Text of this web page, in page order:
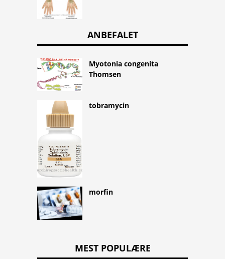
ANBEFALET
Myotonia congenita
Thomsen
tobramycin
morfin
MEST POPULÆRE